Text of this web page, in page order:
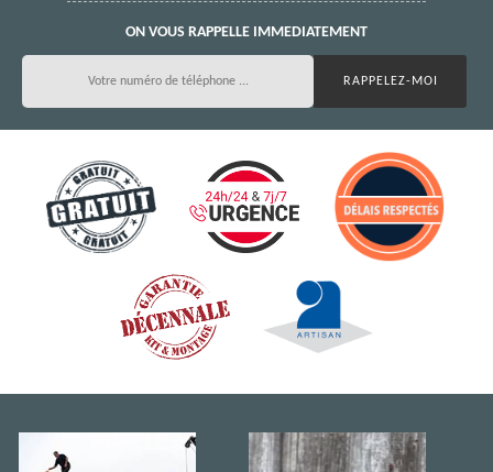
ON VOUS RAPPELLE IMMEDIATEMENT